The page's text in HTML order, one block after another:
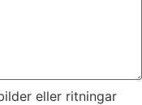
eller ritningar